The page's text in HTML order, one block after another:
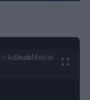
Ad hubMedia